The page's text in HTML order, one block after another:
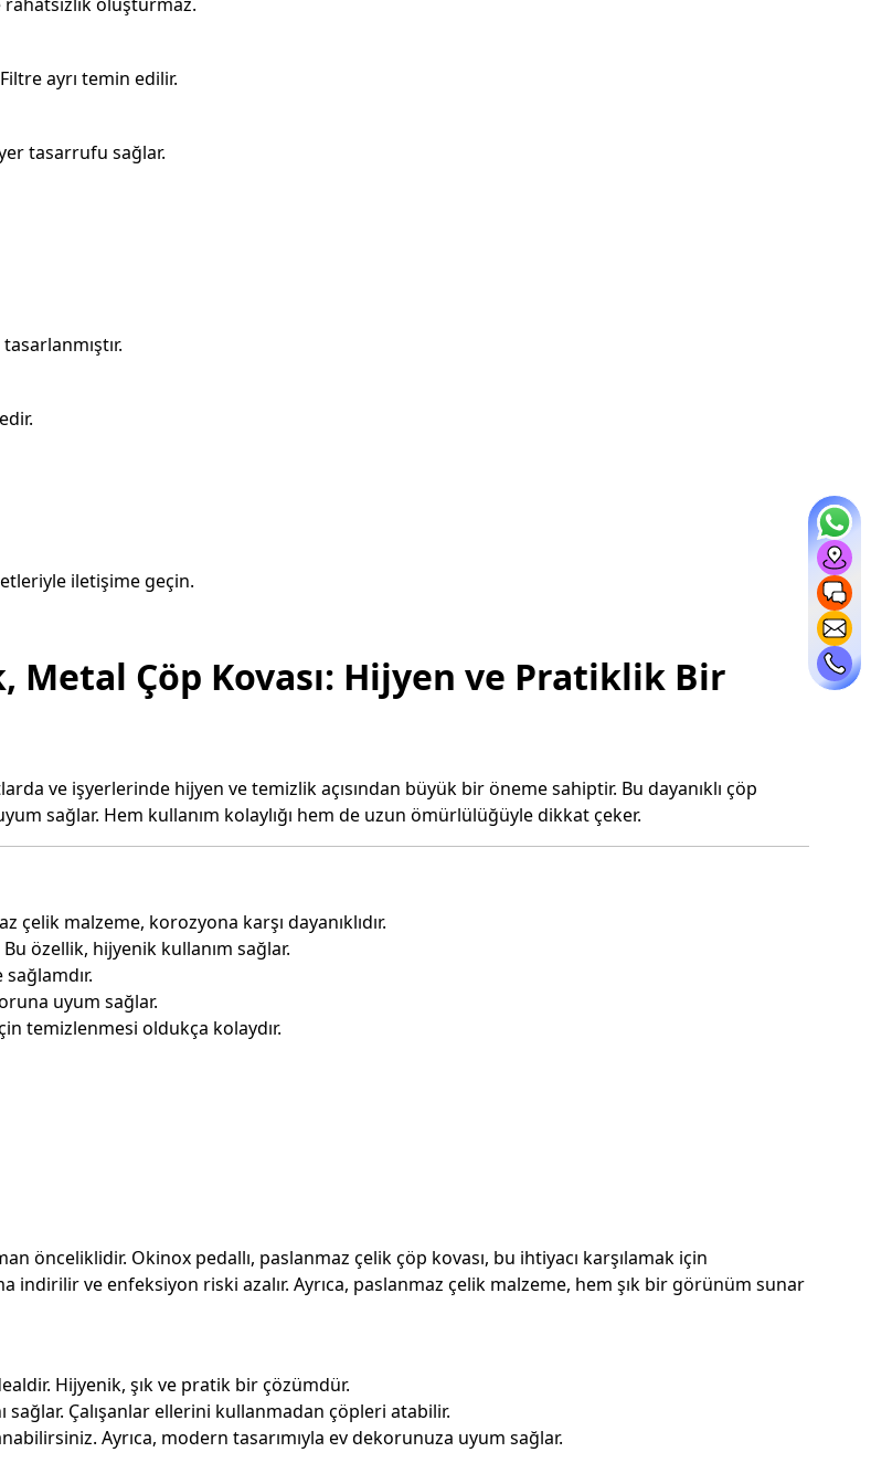
oluşturmaz.
ayrı temin edilir.
tasarrufu sağlar.
iletişime geçin.
Metal Çöp Kovası: Hijyen ve Pratiklik Bir
ve işyerlerinde hijyen ve temizlik açısından büyük bir öneme sahiptir. Bu dayanıklı çöp
sağlar. Hem kullanım kolaylığı hem de uzun ömürlülüğüyle dikkat çeker.
çelik malzeme, korozyona karşı dayanıklıdır.
özellik, hijyenik kullanım sağlar.
sağlamdır.
uyum sağlar.
temizlenmesi oldukça kolaydır.
önceliklidir. Okinox pedallı, paslanmaz çelik çöp kovası, bu ihtiyacı karşılamak için
indirilir ve enfeksiyon riski azalır. Ayrıca, paslanmaz çelik malzeme, hem şık bir görünüm sunar
Hijyenik, şık ve pratik bir çözümdür.
sağlar. Çalışanlar ellerini kullanmadan çöpleri atabilir.
Ayrıca, modern tasarımıyla ev dekorunuza uyum sağlar.